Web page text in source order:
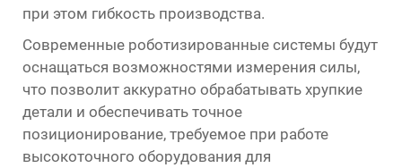
при этом гибкость производства.
Современные роботизированные системы будут
оснащаться возможностями измерения силы,
что позволит аккуратно обрабатывать хрупкие
детали и обеспечивать точное
позиционирование, требуемое при работе
высокоточного оборудования для